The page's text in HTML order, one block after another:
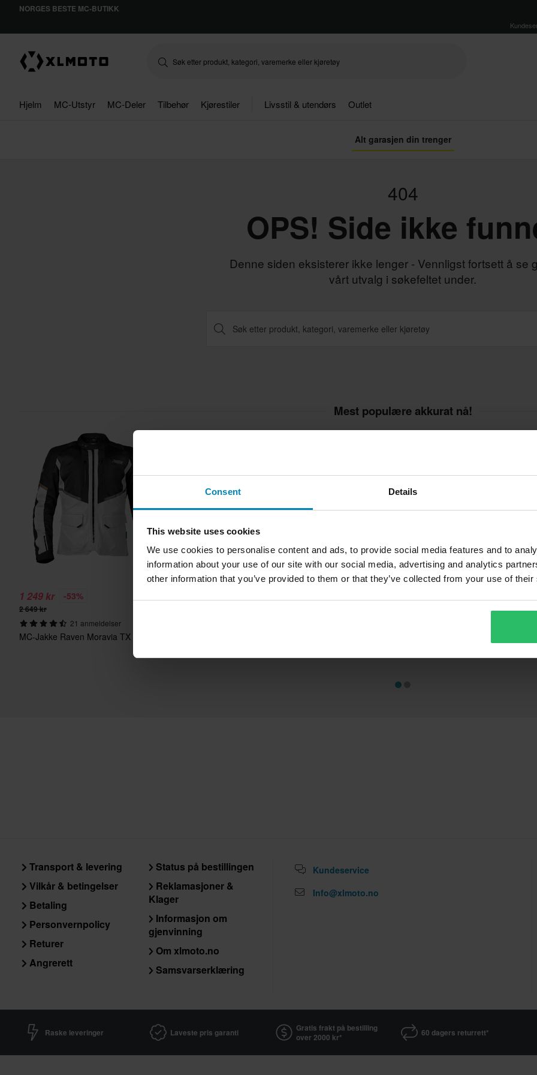
Consent Details
This website uses cookies
We use cookies to personalise content and ads, to provide social media features and to
information about your use of our site with our social media, advertising and analytics
other information that you’ve provided to them or that they’ve collected from your use of
NORGES BESTE MC-BUTIKK
Hjelm MC-Utstyr MC-Deler Tilbehør Kjørestiler Livsstil & utendørs Outlet
Alt garasjen din trenger
404
OPS! Side ikke
Denne siden eksisterer ikke lenger - Vennligst fortsett å se
vårt utvalg i søkefeltet under.
Mest populære akkurat nå!
1 249 kr -53%
2 649 kr
21 anmeldelser
MC-Jakke Raven Moravia TX Air+
2 599 kr
Transport & levering
Vilkår & betingelser
Betaling
Personvernpolicy
Returer
Angrerett
Status på bestillingen
Reklamasjoner &
Klager
Informasjon om
gjenvinning
Om xlmoto.no
Samsvarserklæring
Kundeservice
Info@xlmoto.no
Raske leveringer Laveste pris garanti
Gratis frakt på bestilling
over 2000 kr*
60 dagers returrett*